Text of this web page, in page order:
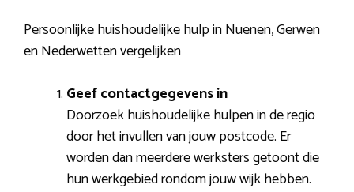
Persoonlijke huishoudelijke hulp in Nuenen, Gerwen
en Nederwetten vergelijken
Geef contactgegevens in
Doorzoek huishoudelijke hulpen in de regio
door het invullen van jouw postcode. Er
worden dan meerdere werksters getoont die
hun werkgebied rondom jouw wijk hebben.